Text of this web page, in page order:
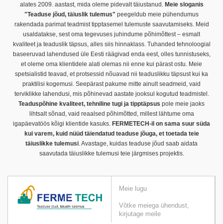
alates 2009. aastast, mida oleme pidevalt täiustanud. Meie sloganis
"Teaduse jõud, täiuslik tulemus" peegeldub meie pühendumus
rakendada parimat teadmist tipptasemel tulemuste saavutamiseks. Meid
usaldatakse, sest oma tegevuses juhindume põhimõttest – esmalt
kvaliteet ja teaduslik täpsus, alles siis hinnaklass. Tuhanded tehnoloogial
baseeruvad lahendused üle Eesti räägivad enda eest, olles tunnistuseks,
et oleme oma klientidele alati olemas nii enne kui pärast ostu. Meie
spetsialistid teavad, et protsessid nõuavad nii teaduslikku täpsust kui ka
praktilisi kogemusi. Seepärast pakume mitte ainult seadmeid, vaid
terviklikke lahendusi, mis põhinevad aastate jooksul kogutud teadmistel.
Teaduspõhine kvaliteet, tehniline tugi ja tipptäpsus pole meie jaoks
lihtsalt sõnad, vaid reaalsed põhimõtted, millest lähtume oma
igapäevatöös kõigi klientide kasuks. FERMETECH-il on sama suur süda
kui varem, kuid nüüd täiendatud teaduse jõuga, et toetada teie
täiuslikke tulemusi. Avastage, kuidas teaduse jõud saab aidata
saavutada täiuslikke tulemusi teie järgmises projektis.
Meie lugu
Võtke meiega ühendust,
kirjutage meile